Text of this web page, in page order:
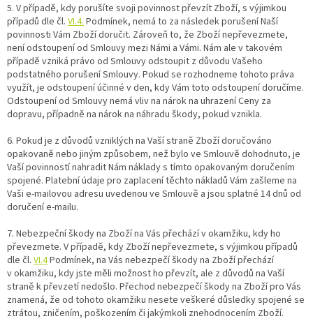
5. V případě, kdy porušíte svoji povinnost převzít Zboží, s výjimkou
případů dle čl. VI.4. Podmínek, nemá to za následek porušení Naší
povinnosti Vám Zboží doručit. Zároveň to, že Zboží nepřevezmete,
není odstoupení od Smlouvy mezi Námi a Vámi. Nám ale v takovém
případě vzniká právo od Smlouvy odstoupit z důvodu Vašeho
podstatného porušení Smlouvy. Pokud se rozhodneme tohoto práva
využít, je odstoupení účinné v den, kdy Vám toto odstoupení doručíme.
Odstoupení od Smlouvy nemá vliv na nárok na uhrazení Ceny za
dopravu, případně na nárok na náhradu škody, pokud vznikla.
6. Pokud je z důvodů vzniklých na Vaší straně Zboží doručováno
opakovaně nebo jiným způsobem, než bylo ve Smlouvě dohodnuto, je
Vaší povinností nahradit Nám náklady s tímto opakovaným doručením
spojené. Platební údaje pro zaplacení těchto nákladů Vám zašleme na
Vaši e-mailovou adresu uvedenou ve Smlouvě a jsou splatné 14 dnů od
doručení e-mailu.
7. Nebezpeční škody na Zboží na Vás přechází v okamžiku, kdy ho
převezmete. V případě, kdy Zboží nepřevezmete, s výjimkou případů
dle čl. VI.4Podmínek, na Vás nebezpečí škody na Zboží přechází
v okamžiku, kdy jste měli možnost ho převzít, ale z důvodů na Vaší
straně k převzetí nedošlo. Přechod nebezpečí škody na Zboží pro Vás
znamená, že od tohoto okamžiku nesete veškeré důsledky spojené se
ztrátou, zničením, poškozením či jakýmkoli znehodnocením Zboží.